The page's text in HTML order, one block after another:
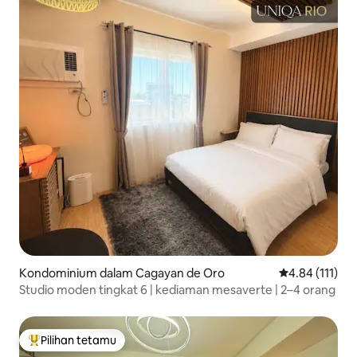
Kondominium dalam Cagayan de Oro Penarafan
4.84 (111)
Studio moden tingkat 6 | kediaman mesaverte | 2–4 orang
Pilihan utama tetamu
Pilihan tetamu